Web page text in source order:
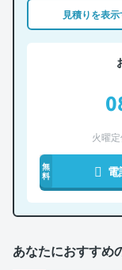
見積りを表示
火曜
無
料
あなたにおすすめ